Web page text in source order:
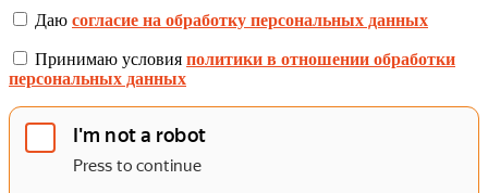
Даю согласие на обработку персональных данных
Принимаю условия политики в отношении обработки
персональных данных